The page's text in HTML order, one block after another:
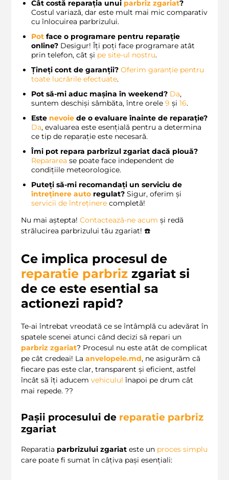
Cât costă reparația unui parbriz zgariat?
Costul variază, dar este mult mai mic comparativ
cu înlocuirea parbrizului.
Pot face o programare pentru reparație
online? Desigur! Îți poți face programare atât
prin telefon, cât și pe site-ul nostru.
Țineți cont de garanții? Oferim garanție pentru
toate lucrările efectuate.
Pot să-mi aduc mașina în weekend? Da,
suntem deschiși sâmbăta, între orele 9 și 16.
Este nevoie de o evaluare înainte de reparație?
Da, evaluarea este esențială pentru a determina
ce tip de reparație este necesară.
Îmi pot repara parbrizul zgariat dacă plouă?
Repararea se poate face independent de
condițiile meteorologice.
Puteți să-mi recomandați un serviciu de
întreținere auto regulat? Sigur, oferim și
servicii de întreținere completă!
Nu mai aștepta! Contactează-ne acum și redă
strălucirea parbrizului tău zgariat! ☎️
Ce implica procesul de
reparatie parbriz zgariat si
de ce este esential sa
actionezi rapid?
Te-ai întrebat vreodată ce se întâmplă cu adevărat în
spatele scenei atunci când decizi să repari un
parbriz zgariat? Procesul nu este atât de complicat
pe cât credeai! La anvelopele.md, ne asigurăm că
fiecare pas este clar, transparent și eficient, astfel
încât să îți aducem vehiculul înapoi pe drum cât
mai repede. ??
Pașii procesului de reparatie parbriz
zgariat
Reparatia parbrizului zgariat este un proces simplu
care poate fi sumat în câțiva pași esențiali: